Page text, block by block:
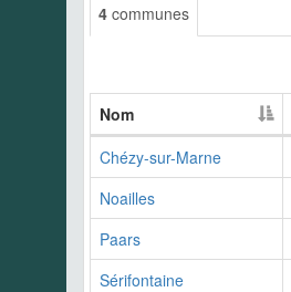
4 communes
Nom
Chézy-sur-Marne
Noailles
Paars
Sérifontaine